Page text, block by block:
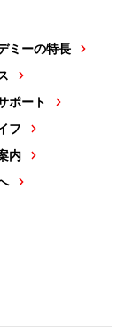
ミーの特長
ポート
フ
内